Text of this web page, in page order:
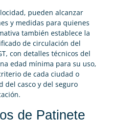
pueden alcanzar
y medidas para quienes
también establece la
de circulación del
con detalles técnicos del
edad mínima para su uso,
de cada ciudad o
del casco y del seguro
de Patinete